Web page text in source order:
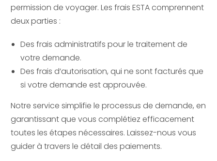
permission de voyager. Les frais ESTA comprennent
deux parties :
Des frais administratifs pour le traitement de
votre demande.
Des frais d’autorisation, qui ne sont facturés que
si votre demande est approuvée.
Notre service simplifie le processus de demande, en
garantissant que vous complétiez efficacement
toutes les étapes nécessaires. Laissez-nous vous
guider à travers le détail des paiements.